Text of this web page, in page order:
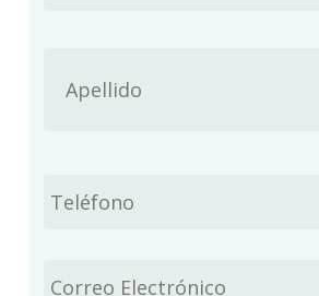
Phone *
Email *